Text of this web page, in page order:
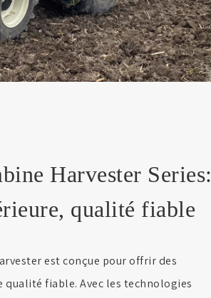
Harvester Series:
qualité fiable
est conçue pour offrir des
qualité fiable. Avec les technologies